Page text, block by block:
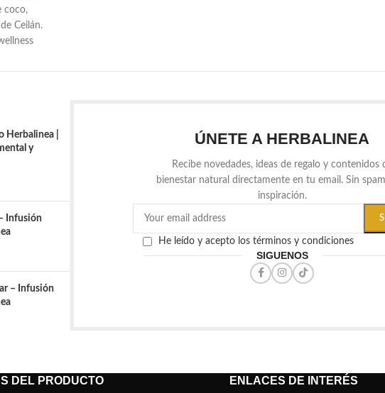
coco,
Ceilán.
Herbalinea |
y
Infusión
– Infusión
ÚNETE A HERBALINEA
Recibe novedades, ideas de regalo y contenidos
bienestar natural directamente en tu email. Sin
inspiración.
He leído y acepto los términos y condiciones
SIGUENOS
DEL PRODUCTO ENLACES DE INTERÉS